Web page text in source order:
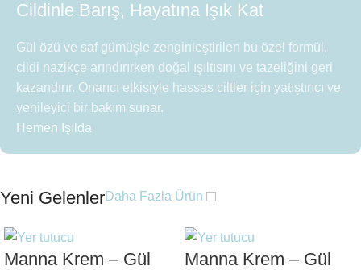
Cildinle Barış, Hayatına Işık Kat
Gül özü ve saf gümüşle zenginleştirilen bu özel formül,
cildi nazikçe arındırırken doğal ışıltısını ve tazeliğini geri
kazandırır. Onarıcı etkisiyle hassas ciltler için yatıştırıcı ve
yenileyici bir bakım sunar.
Hemen Işılda
Yeni GelenlerDaha Fazla Ürün
Manna Krem – Gül
Manna Krem – Gül